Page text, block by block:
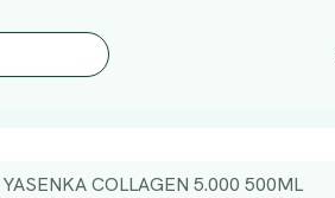
YASENKA COLLAGEN 5.000 500ML